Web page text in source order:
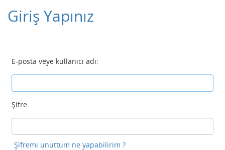
Giriş Yapınız
E-posta veye kullanıcı adı:
Şifre:
Şifremi unuttum ne yapabilirim ?